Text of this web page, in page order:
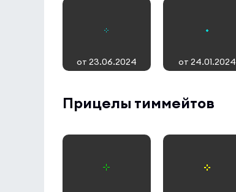
от 23.06.2024 от 24.01.2024
Прицелы тиммейтов